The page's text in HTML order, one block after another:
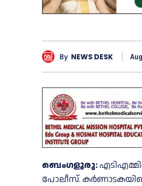
By NEWS DESK
ബെംഗളൂരു:
പോലീസ്.